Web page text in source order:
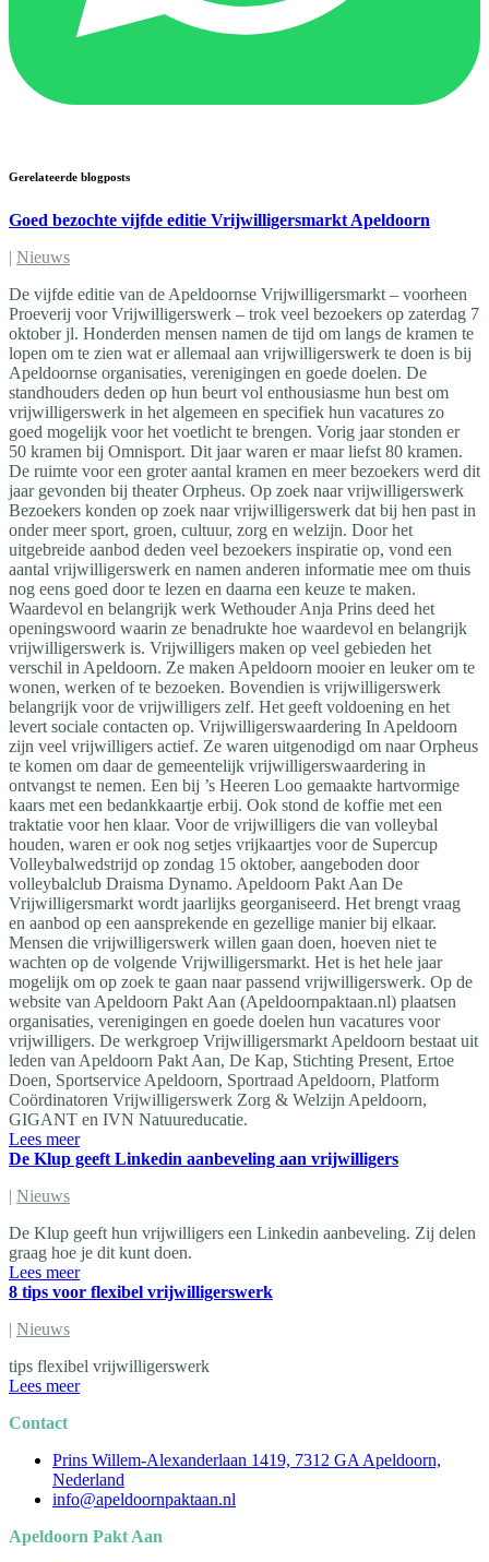
Gerelateerde blogposts
Goed bezochte vijfde editie Vrijwilligersmarkt Apeldoorn
| Nieuws
De vijfde editie van de Apeldoornse Vrijwilligersmarkt – voorheen
Proeverij voor Vrijwilligerswerk – trok veel bezoekers op zaterdag 7
oktober jl. Honderden mensen namen de tijd om langs de kramen te
lopen om te zien wat er allemaal aan vrijwilligerswerk te doen is bij
Apeldoornse organisaties, verenigingen en goede doelen. De
standhouders deden op hun beurt vol enthousiasme hun best om
vrijwilligerswerk in het algemeen en specifiek hun vacatures zo
goed mogelijk voor het voetlicht te brengen. Vorig jaar stonden er
50 kramen bij Omnisport. Dit jaar waren er maar liefst 80 kramen.
De ruimte voor een groter aantal kramen en meer bezoekers werd dit
jaar gevonden bij theater Orpheus. Op zoek naar vrijwilligerswerk
Bezoekers konden op zoek naar vrijwilligerswerk dat bij hen past in
onder meer sport, groen, cultuur, zorg en welzijn. Door het
uitgebreide aanbod deden veel bezoekers inspiratie op, vond een
aantal vrijwilligerswerk en namen anderen informatie mee om thuis
nog eens goed door te lezen en daarna een keuze te maken.
Waardevol en belangrijk werk Wethouder Anja Prins deed het
openingswoord waarin ze benadrukte hoe waardevol en belangrijk
vrijwilligerswerk is. Vrijwilligers maken op veel gebieden het
verschil in Apeldoorn. Ze maken Apeldoorn mooier en leuker om te
wonen, werken of te bezoeken. Bovendien is vrijwilligerswerk
belangrijk voor de vrijwilligers zelf. Het geeft voldoening en het
levert sociale contacten op. Vrijwilligerswaardering In Apeldoorn
zijn veel vrijwilligers actief. Ze waren uitgenodigd om naar Orpheus
te komen om daar de gemeentelijk vrijwilligerswaardering in
ontvangst te nemen. Een bij ’s Heeren Loo gemaakte hartvormige
kaars met een bedankkaartje erbij. Ook stond de koffie met een
traktatie voor hen klaar. Voor de vrijwilligers die van volleybal
houden, waren er ook nog setjes vrijkaartjes voor de Supercup
Volleybalwedstrijd op zondag 15 oktober, aangeboden door
volleybalclub Draisma Dynamo. Apeldoorn Pakt Aan De
Vrijwilligersmarkt wordt jaarlijks georganiseerd. Het brengt vraag
en aanbod op een aansprekende en gezellige manier bij elkaar.
Mensen die vrijwilligerswerk willen gaan doen, hoeven niet te
wachten op de volgende Vrijwilligersmarkt. Het is het hele jaar
mogelijk om op zoek te gaan naar passend vrijwilligerswerk. Op de
website van Apeldoorn Pakt Aan (Apeldoornpaktaan.nl) plaatsen
organisaties, verenigingen en goede doelen hun vacatures voor
vrijwilligers. De werkgroep Vrijwilligersmarkt Apeldoorn bestaat uit
leden van Apeldoorn Pakt Aan, De Kap, Stichting Present, Ertoe
Doen, Sportservice Apeldoorn, Sportraad Apeldoorn, Platform
Coördinatoren Vrijwilligerswerk Zorg & Welzijn Apeldoorn,
GIGANT en IVN Natuureducatie.
Lees meer
De Klup geeft Linkedin aanbeveling aan vrijwilligers
| Nieuws
De Klup geeft hun vrijwilligers een Linkedin aanbeveling. Zij delen
graag hoe je dit kunt doen.
Lees meer
8 tips voor flexibel vrijwilligerswerk
| Nieuws
tips flexibel vrijwilligerswerk
Lees meer
Contact
Prins Willem-Alexanderlaan 1419, 7312 GA Apeldoorn,
Nederland
info@apeldoornpaktaan.nl
Apeldoorn Pakt Aan